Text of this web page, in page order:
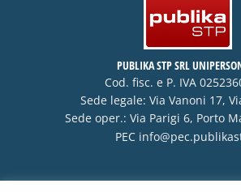
PUBLIKA STP SRL
Cod. fisc. e P. IVA
Sede legale: Via Vanoni 17,
Sede oper.: Via Parigi 6, Porto
PEC